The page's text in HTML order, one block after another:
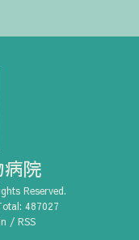
院
Reserved.
487027
/ RSS